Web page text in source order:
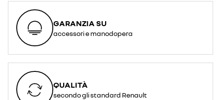
GARANZIA SU
accessori e manodopera
QUALITÀ
secondo gli standard Renault